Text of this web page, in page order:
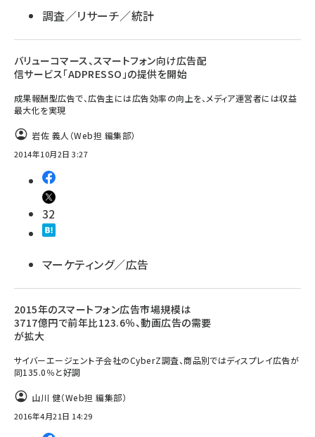
調査／リサーチ／統計
バリューコマース、スマートフォン向け広告配
信サービス「ADPRESSO」の提供を開始
成果報酬型広告で、広告主には広告効率の向上を、メディア運営者には収益
最大化を実現
岩佐 義人（Web担 編集部）
2014年10月2日 3:27
32
マーケティング／広告
2015年のスマートフォン広告市場規模は
3717億円で前年比123.6％、動画広告の需要
が拡大
サイバーエージェント子会社のCyberZ調査、商品別ではディスプレイ広告が
同135.0％と好調
山川 健（Web担 編集部）
2016年4月21日 14:29